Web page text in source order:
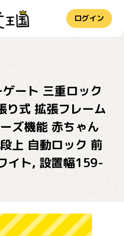
ログイン
ゲート 三重ロック
り式 拡張フレーム
ズ機能 赤ちゃん
上 自動ロック 前
イト, 設置幅159-